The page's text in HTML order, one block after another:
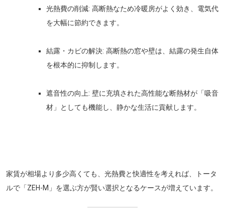
光熱費の削減: 高断熱なため冷暖房がよく効き、電気代
を大幅に節約できます。
結露・カビの解決: 高断熱の窓や壁は、結露の発生自体
を根本的に抑制します。
遮音性の向上: 壁に充填された高性能な断熱材が「吸音
材」としても機能し、静かな生活に貢献します。
家賃が相場より多少高くても、光熱費と快適性を考えれば、トータ
ルで「ZEH-M」を選ぶ方が賢い選択となるケースが増えています。